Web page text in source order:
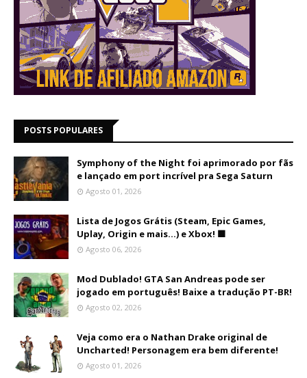
POSTS POPULARES
Symphony of the Night foi aprimorado por fãs
e lançado em port incrível pra Sega Saturn
Agosto 01, 2026
Lista de Jogos Grátis (Steam, Epic Games,
Uplay, Origin e mais...) e Xbox! 🟩
Agosto 06, 2026
Mod Dublado! GTA San Andreas pode ser
jogado em português! Baixe a tradução PT-BR!
Agosto 02, 2026
Veja como era o Nathan Drake original de
Uncharted! Personagem era bem diferente!
Agosto 01, 2026